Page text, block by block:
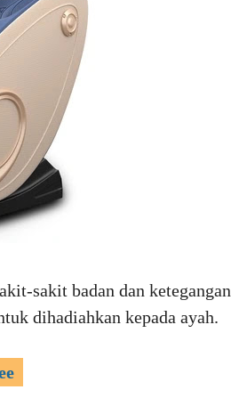
sakit badan dan ketegangan
dihadiahkan kepada ayah.